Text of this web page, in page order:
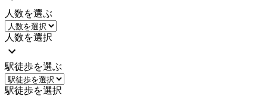
人数を選ぶ
人数を選択
駅徒歩を選ぶ
駅徒歩を選択